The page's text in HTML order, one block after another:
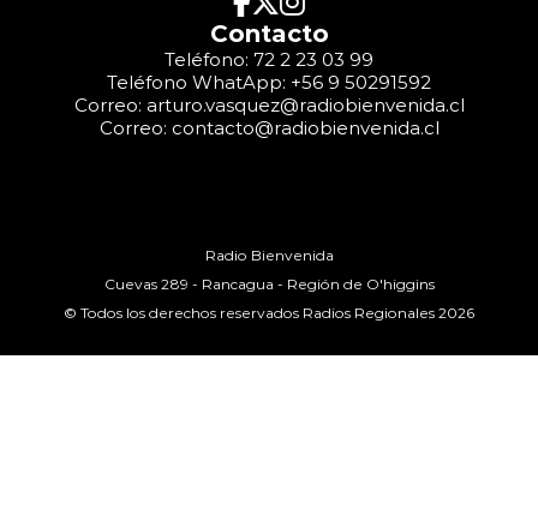
Contacto
Teléfono: 72 2 23 03 99
Teléfono WhatApp: +56 9 50291592
Correo: arturo.vasquez@radiobienvenida.cl
Correo: contacto@radiobienvenida.cl
Radio Bienvenida
Cuevas 289 - Rancagua - Región de O'higgins
© Todos los derechos reservados Radios Regionales 2026